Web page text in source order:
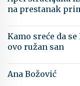
na prestanak
Kamo sreće da
ovo ružan san
Ana Božović